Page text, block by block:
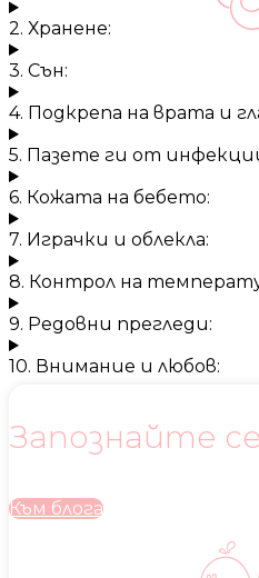
2. Хранене:
3. Сън:
4. Подкрепа на врата и
5. Пазете ги от
6. Кожата на бебето:
7. Играчки и облекла:
8. Контрол на
9. Редовни прегледи:
10. Внимание и любов:
Запознайте
Към блога